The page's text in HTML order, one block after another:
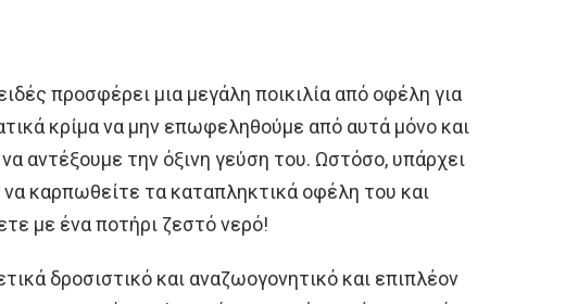
προσφέρει μια μεγάλη ποικιλία από οφέλη για
κρίμα να μην επωφεληθούμε από αυτά μόνο και
αντέξουμε την όξινη γεύση του. Ωστόσο, υπάρχει
καρπωθείτε τα καταπληκτικά οφέλη του και
με ένα ποτήρι ζεστό νερό!
δροσιστικό και αναζωογονητικό και επιπλέον